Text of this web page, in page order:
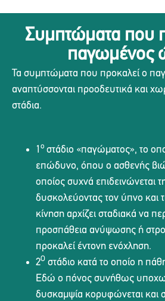
Συμπτώματα που
παγωμένος
Τα συμπτώματα που προκαλεί ο
αναπτύσσονται προοδευτικά και
στάδια.
1 ο στάδιο «παγώματος», το
επώδυνο, όπου ο ασθενής
οποίος συχνά επιδεινώνεται
δυσκολεύοντας τον ύπνο και
κίνηση αρχίζει σταδιακά να
προσπάθεια ανύψωσης ή
προκαλεί έντονη ενόχληση.
2Ο στάδιο κατά το οποίο η
Εδώ ο πόνος συνήθως
δυσκαμψία κορυφώνεται και